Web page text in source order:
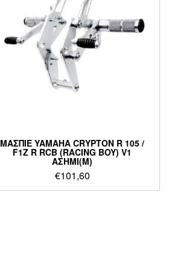
ΜΑΣΠΙΕ YAMAHA CRYPTON R 105 /
F1Z R RCB (RACING BOY) V1
ΑΣΗΜΙ(M)
€101,60